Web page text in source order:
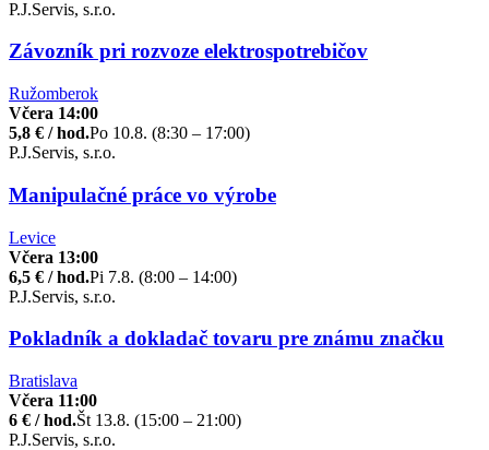
P.J.Servis, s.r.o.
Závozník pri rozvoze elektrospotrebičov
Ružomberok
Včera 14:00
5,8 € / hod.Po 10.8. (8:30 – 17:00)
P.J.Servis, s.r.o.
Manipulačné práce vo výrobe
Levice
Včera 13:00
6,5 € / hod.Pi 7.8. (8:00 – 14:00)
P.J.Servis, s.r.o.
Pokladník a dokladač tovaru pre známu značku
Bratislava
Včera 11:00
6 € / hod.Št 13.8. (15:00 – 21:00)
P.J.Servis, s.r.o.